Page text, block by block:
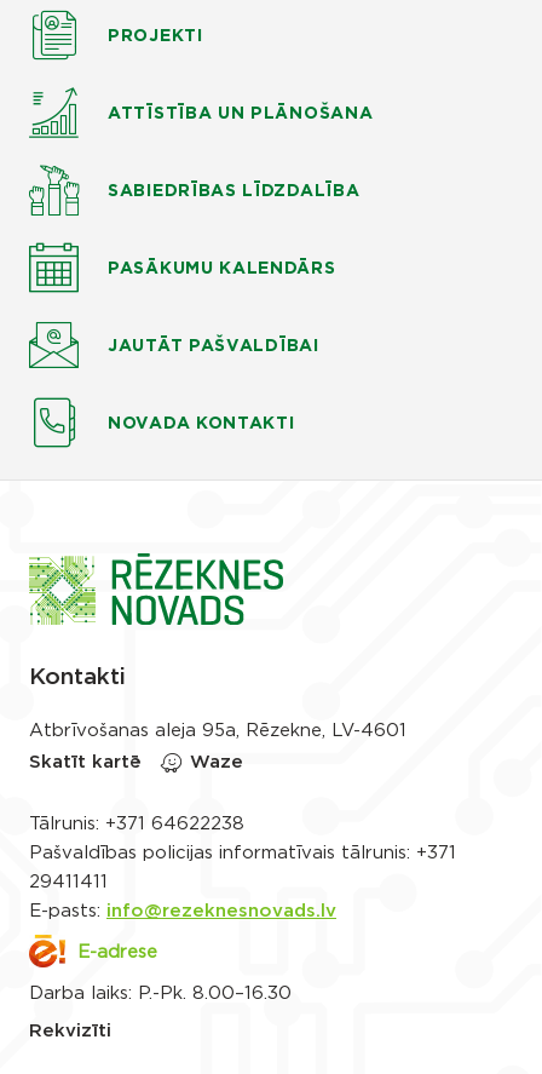
PROJEKTI
ATTĪSTĪBA UN PLĀNOŠANA
SABIEDRĪBAS LĪDZDALĪBA
PASĀKUMU KALENDĀRS
JAUTĀT PAŠVALDĪBAI
NOVADA KONTAKTI
Kontakti
Atbrīvošanas aleja 95a, Rēzekne, LV-4601
Skatīt kartē
Waze
Tālrunis: +371 64622238
Pašvaldības policijas informatīvais tālrunis: +371
29411411
E-pasts: info@rezeknesnovads.lv
E-adrese
Darba laiks: P.-Pk. 8.00–16.30
Rekvizīti